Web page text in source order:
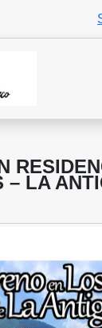
– LA